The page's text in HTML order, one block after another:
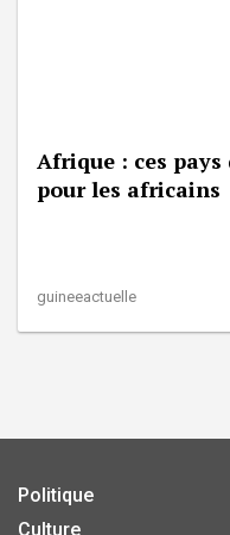
Afrique : ces
pour les africains
guineeactuelle
Politique
Culture